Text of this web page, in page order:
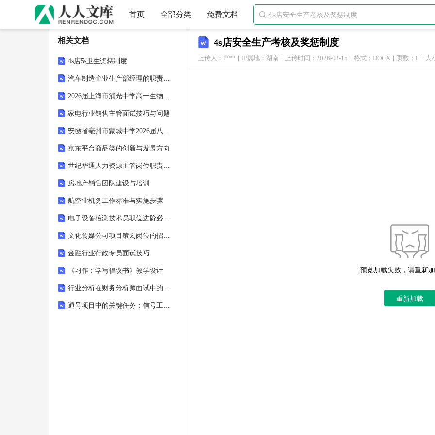
首页 全部分类 免费文档 
4s店安全生产考核及奖惩制度
上传人：l*** IP属地：湖南 上传时间：2026-03-15 格式：DOCX 页数：8 大
预览加载失败，请重新
重新加载
相关文档
4s店5s卫生奖惩制度
汽车制造企业生产部经理的职责和要求
2026届上海市浦光中学高一生物第二学期期末综合测试试题含解析
家电行业销售主管面试技巧与问题
安徽省亳州市蒙城中学2026届八下生物期末调研模拟试题含解析
京东平台商品类的创新与发展方向
世纪华通人力资源主管岗位职责指南
房地产销售团队建设与培训
航空业机务工作标准与实施步骤
电子设备检测技术员职位进阶必学知识点
文化传媒公司项目策划岗位的招聘要求
金融行业行政专员面试技巧
《习作：学写倡议书》教学设计
行业分析在财务分析师面试中的重要性
通号项目中的关键任务：信号工程师安排